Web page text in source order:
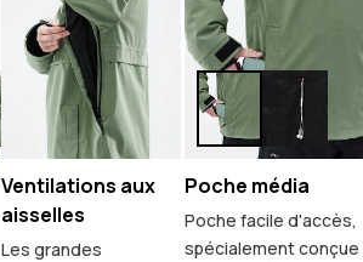
Ventilations aux
aisselles
Les grandes
Poche média
Poche facile d'accès,
spécialement conçue